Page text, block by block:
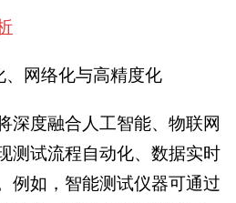
网络化与高精度化
深度融合人工智能、物联网
测试流程自动化、数据实时
例如，智能测试仪器可通过